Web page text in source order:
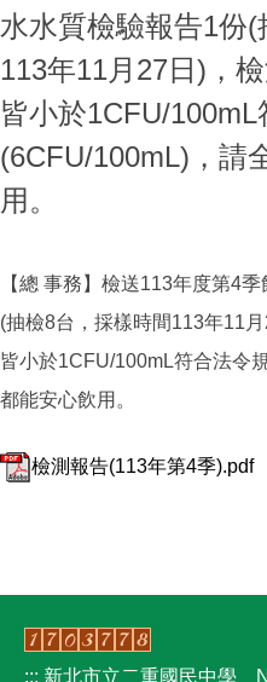
會計資料
綠能校園
限制公告區
學習扶助科技化評量系統
服務學習
營養午餐資訊
水水質檢驗報告1份
113年11月27日)，
皆小於1CFU/
(6CFU/100mL)，請
用。
【總 事務】檢送113年度第4
(抽檢8台，採樣時間113年11
皆小於1CFU/100mL符合法令
都能安心飲用。
檢測報告(113年第4季).pdf
::: 新北市立二重國民中學